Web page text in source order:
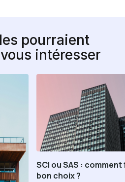
pourraient
intéresser
SCI ou SAS :
bon choix ?